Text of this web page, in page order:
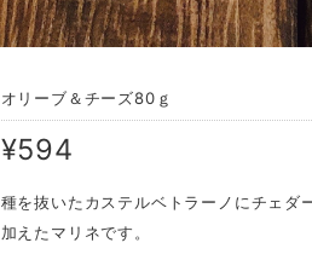
オリーブ＆チーズ80ｇ
¥594
種を抜いたカステルベトラーノにチェダ
加えたマリネです。